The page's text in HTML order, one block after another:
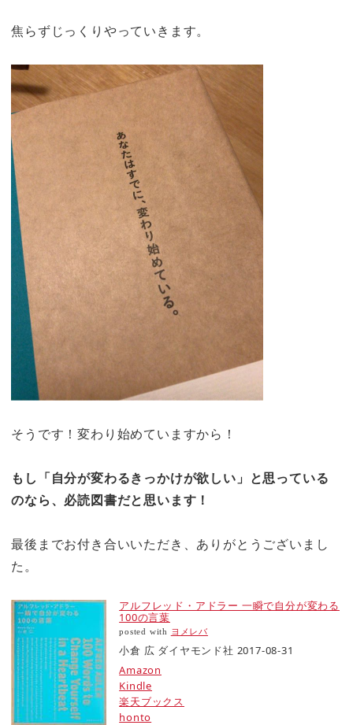
焦らずじっくりやっていきます。
そうです！変わり始めていますから！
もし「自分が変わるきっかけが欲しい」と思っている
のなら、必読図書だと思います！
最後までお付き合いいただき、ありがとうございまし
た。
アルフレッド・アドラー 一瞬で自分が変わる
100の言葉
posted with ヨメレバ
小倉 広 ダイヤモンド社 2017-08-31
Amazon
Kindle
楽天ブックス
honto